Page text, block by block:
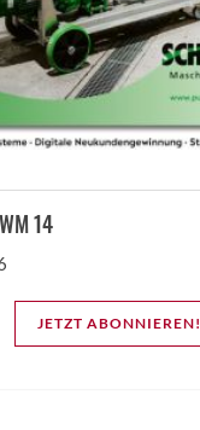
14
JETZT ABONNIEREN!